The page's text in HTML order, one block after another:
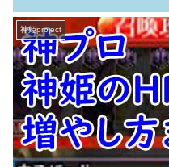
神姫project